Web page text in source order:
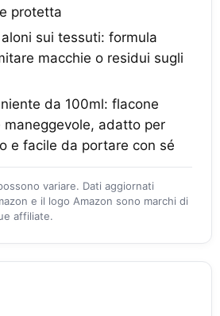
protetta
sui tessuti: formula
macchie o residui sugli
da 100ml: flacone
maneggevole, adatto per
e facile da portare con sé
variare. Dati aggiornati
e il logo Amazon sono marchi di
affiliate.